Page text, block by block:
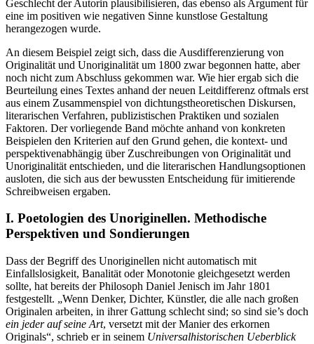
Geschlecht der Autorin plausibilisieren, das ebenso als Argument für
eine im positiven wie negativen Sinne kunstlose Gestaltung
herangezogen wurde.
An diesem Beispiel zeigt sich, dass die Ausdifferenzierung von
Originalität und Unoriginalität um 1800 zwar begonnen hatte, aber
noch nicht zum Abschluss gekommen war. Wie hier ergab sich die
Beurteilung eines Textes anhand der neuen Leitdifferenz oftmals erst
aus einem Zusammenspiel von dichtungstheoretischen Diskursen,
literarischen Verfahren, publizistischen Praktiken und sozialen
Faktoren. Der vorliegende Band möchte anhand von konkreten
Beispielen den Kriterien auf den Grund gehen, die kontext- und
perspektivenabhängig über Zuschreibungen von Originalität und
Unoriginalität entschieden, und die literarischen Handlungsoptionen
ausloten, die sich aus der bewussten Entscheidung für imitierende
Schreibweisen ergaben.
I. Poetologien des Unoriginellen. Methodische
Perspektiven und Sondierungen
Dass der Begriff des Unoriginellen nicht automatisch mit
Einfallslosigkeit, Banalität oder Monotonie gleichgesetzt werden
sollte, hat bereits der Philosoph Daniel Jenisch im Jahr 1801
festgestellt. „Wenn Denker, Dichter, Künstler, die alle nach großen
Originalen arbeiten, in ihrer Gattung schlecht sind; so sind sie’s doch
ein jeder auf seine Art, versetzt mit der Manier des erkornen
Originals“, schrieb er in seinem Universalhistorischen Ueberblick